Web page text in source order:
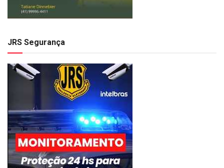
JRS Segurança